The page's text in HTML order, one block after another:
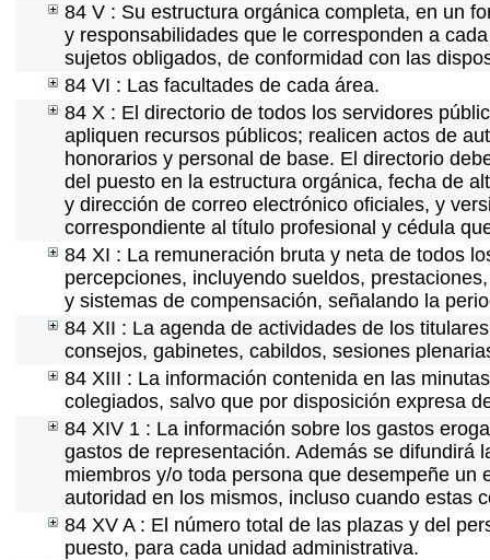
84 V : Su estructura orgánica completa, en un
y responsabilidades que le corresponden a
sujetos obligados, de conformidad con las
84 VI : Las facultades de cada área.
84 X : El directorio de todos los servidores
apliquen recursos públicos; realicen actos de
honorarios y personal de base. El directorio
del puesto en la estructura orgánica, fecha de
y dirección de correo electrónico oficiales, y
correspondiente al título profesional y cédula
84 XI : La remuneración bruta y neta de todos
percepciones, incluyendo sueldos,
y sistemas de compensación, señalando la
84 XII : La agenda de actividades de los
consejos, gabinetes, cabildos, sesiones
84 XIII : La información contenida en las
colegiados, salvo que por disposición expresa
84 XIV 1 : La información sobre los gastos
gastos de representación. Además se difundirá
miembros y/o toda persona que desempeñe
autoridad en los mismos, incluso cuando estas
84 XV A : El número total de las plazas y del
puesto, para cada unidad administrativa.